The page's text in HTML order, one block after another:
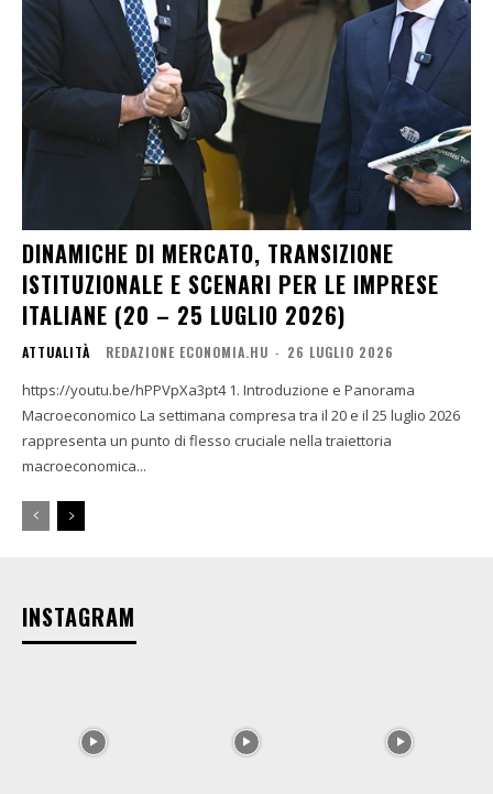
DINAMICHE DI MERCATO, TRANSIZIONE
ISTITUZIONALE E SCENARI PER LE IMPRESE
ITALIANE (20 – 25 LUGLIO 2026)
ATTUALITÀ REDAZIONE ECONOMIA.HU - 26 LUGLIO 2026
https://youtu.be/hPPVpXa3pt4 1. Introduzione e Panorama
Macroeconomico La settimana compresa tra il 20 e il 25 luglio 2026
rappresenta un punto di flesso cruciale nella traiettoria
macroeconomica...
INSTAGRAM